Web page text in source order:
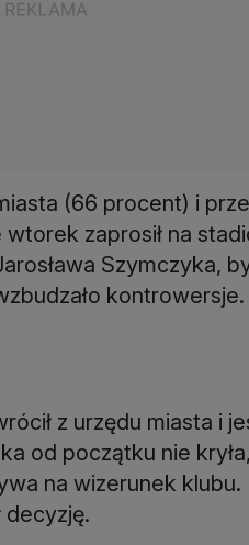
(66 procent) i
zaprosił na
Szymczyka,
kontrowersje.
z urzędu miasta i
od początku nie
na wizerunek klubu.
decyzję.